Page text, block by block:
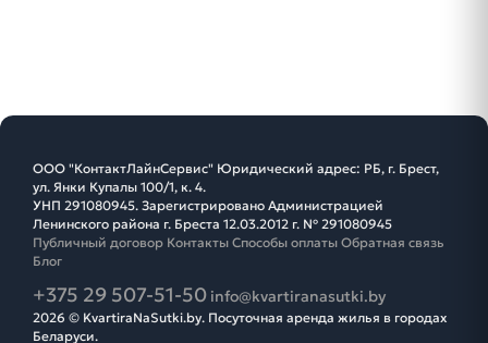
ООО "КонтактЛайнСервис" Юридический адрес: РБ, г. Брест,
ул. Янки Купалы 100/1, к. 4.
УНП 291080945. Зарегистрировано Администрацией
Ленинского района г. Бреста 12.03.2012 г. № 291080945
Публичный договор Контакты Способы оплаты Обратная связь
Блог
+375 29 507-51-50 info@kvartiranasutki.by
2026 © KvartiraNaSutki.by. Посуточная аренда жилья в городах
Беларуси.